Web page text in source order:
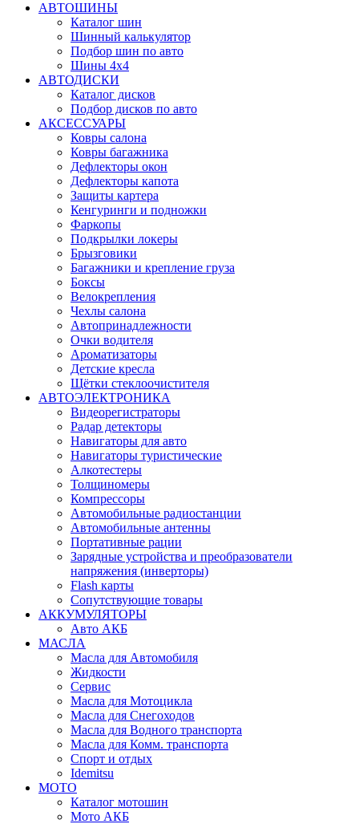
АВТОШИНЫ
Каталог шин
Шинный калькулятор
Подбор шин по авто
Шины 4x4
АВТОДИСКИ
Каталог дисков
Подбор дисков по авто
АКСЕССУАРЫ
Ковры салона
Ковры багажника
Дефлекторы окон
Дефлекторы капота
Защиты картера
Кенгуринги и подножки
Фаркопы
Подкрылки локеры
Брызговики
Багажники и крепление груза
Боксы
Велокрепления
Чехлы салона
Автопринадлежности
Очки водителя
Ароматизаторы
Детские кресла
Щётки стеклоочистителя
АВТОЭЛЕКТРОНИКА
Видеорегистраторы
Радар детекторы
Навигаторы для авто
Навигаторы туристические
Алкотестеры
Толщиномеры
Компрессоры
Автомобильные радиостанции
Автомобильные антенны
Портативные рации
Зарядные устройства и преобразователи
напряжения (инверторы)
Flash карты
Сопутствующие товары
АККУМУЛЯТОРЫ
Авто АКБ
МАСЛА
Масла для Автомобиля
Жидкости
Сервис
Масла для Мотоцикла
Масла для Снегоходов
Масла для Водного транспорта
Масла для Комм. транспорта
Спорт и отдых
Idemitsu
МОТО
Каталог мотошин
Мото АКБ